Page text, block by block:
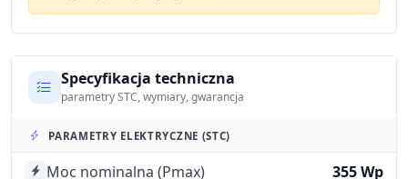
Specyfikacja techniczna
parametry STC, wymiary, gwarancja
PARAMETRY ELEKTRYCZNE (STC)
Moc nominalna (Pmax) 355 Wp